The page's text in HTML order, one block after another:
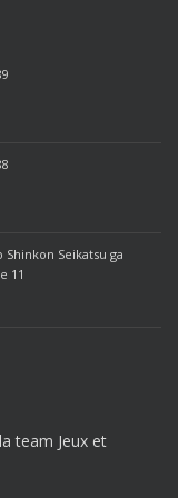
Seikatsu ga
11
team Jeux et